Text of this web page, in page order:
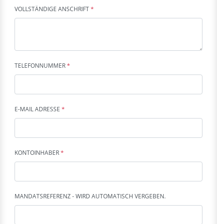
VOLLSTÄNDIGE ANSCHRIFT*
TELEFONNUMMER*
E-MAIL ADRESSE *
KONTOINHABER*
MANDATSREFERENZ - WIRD AUTOMATISCH VERGEBEN.